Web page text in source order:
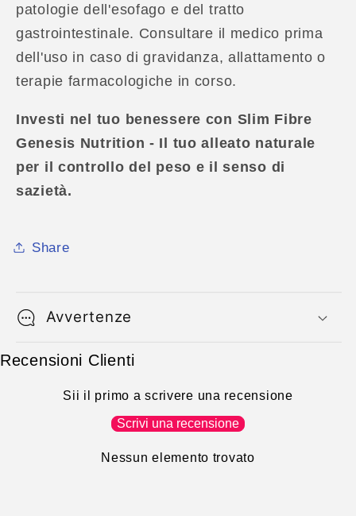
patologie dell'esofago e del tratto
gastrointestinale. Consultare il medico prima
dell'uso in caso di gravidanza, allattamento o
terapie farmacologiche in corso.
Investi nel tuo benessere con Slim Fibre
Genesis Nutrition - Il tuo alleato naturale
per il controllo del peso e il senso di
sazietà.
Share
Avvertenze
Recensioni Clienti
Sii il primo a scrivere una recensione
Scrivi una recensione
Nessun elemento trovato